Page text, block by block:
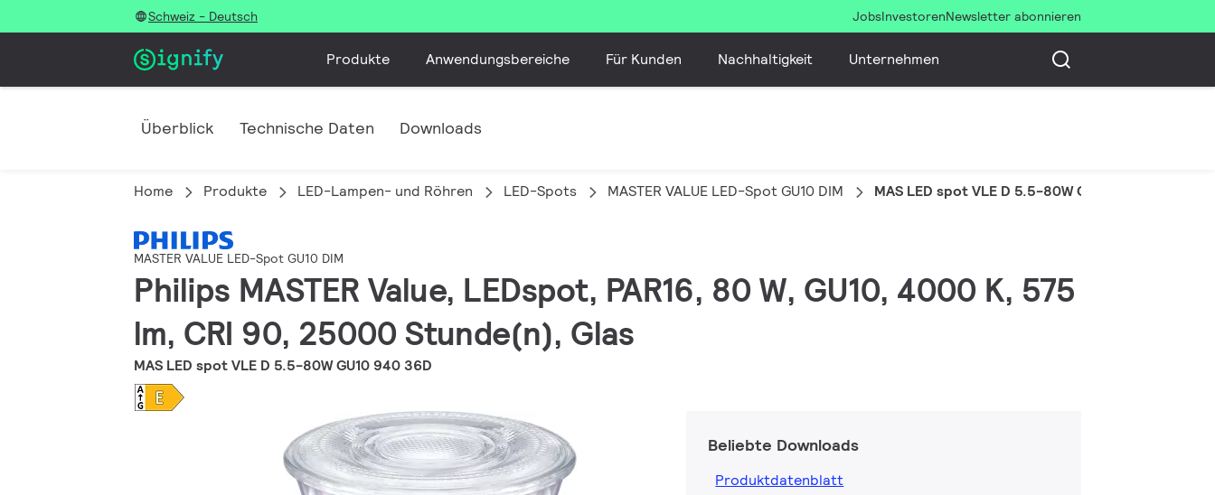
Schweiz - Deutsch JobsInvestorenNewsletter abonnieren
Produkte Anwendungsbereiche Für Kunden Nachhaltigkeit Unternehmen
Überblick Technische Daten Downloads
Home Produkte LED-Lampen- und Röhren LED-Spots MASTER VALUE LED-Spot GU10 DIM MAS LED spot VLE D 5.5-80W GU10 940 36D
MASTER VALUE LED-Spot GU10 DIM
Philips MASTER Value, LEDspot, PAR16, 80 W, GU10, 4000 K, 575
lm, CRI 90, 25000 Stunde(n), Glas
MAS LED spot VLE D 5.5-80W GU10 940 36D
Beliebte Downloads
Produktdatenblatt